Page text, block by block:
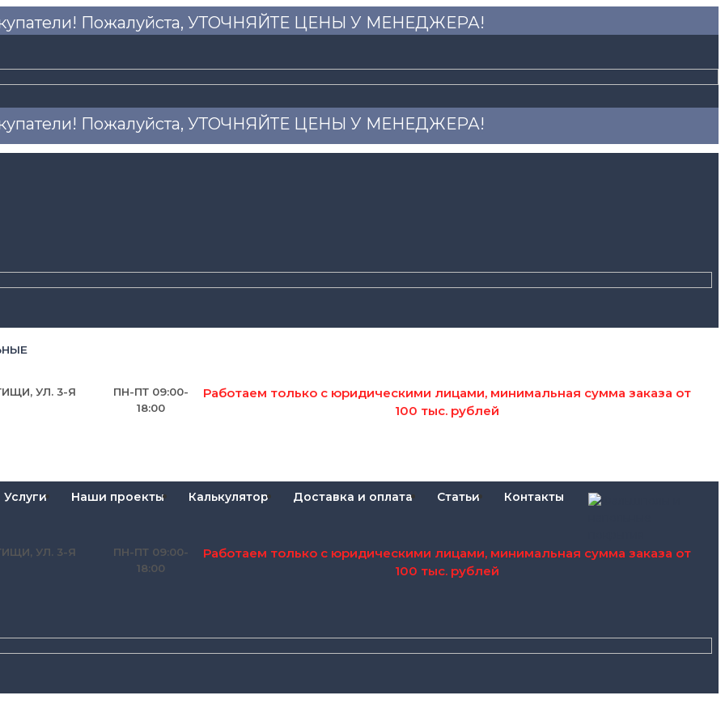
Пожалуйста, УТОЧНЯЙТЕ ЦЕНЫ У МЕНЕДЖЕРА!
Пожалуйста, УТОЧНЯЙТЕ ЦЕНЫ У МЕНЕДЖЕРА!
УЛ. 3-Я
ПН-ПТ 09:00-
18:00
Работаем только с юридическими лицами, минимальная сумма заказа от
100 тыс. рублей
Услуги Наши проекты Калькулятор Доставка и оплата Статьи Контакты
УЛ. 3-Я
ПН-ПТ 09:00-
18:00
Работаем только с юридическими лицами, минимальная сумма заказа от
100 тыс. рублей